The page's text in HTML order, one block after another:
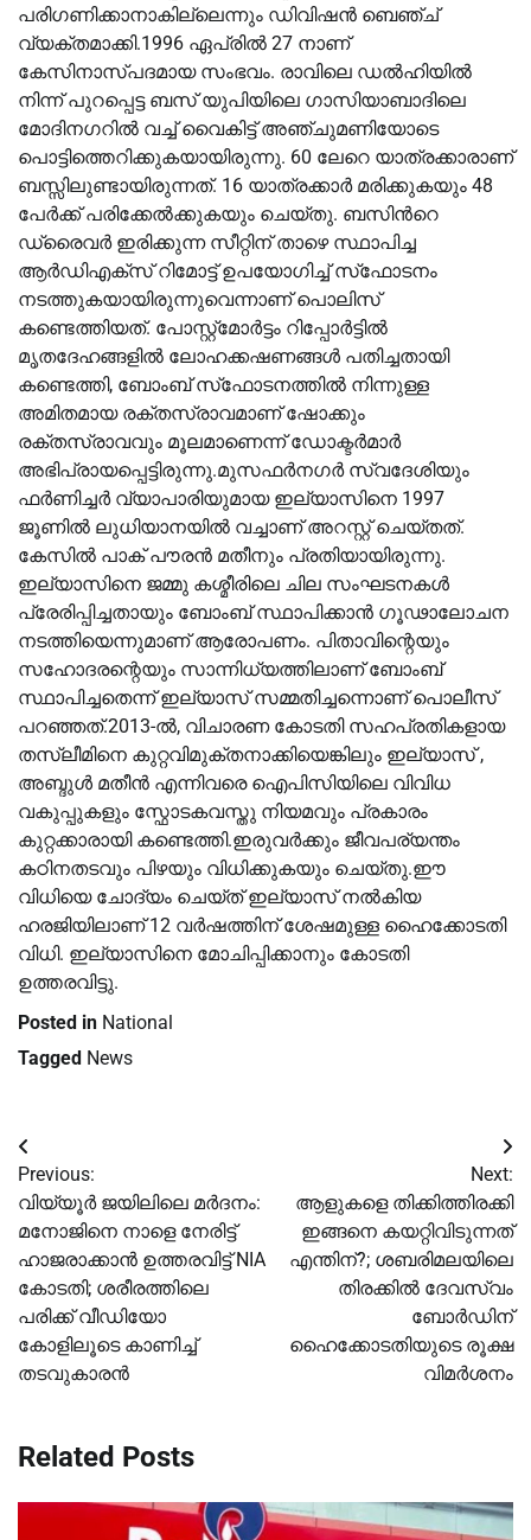
പരിഗണിക്കാനാകില്ലെന്നും ഡിവിഷൻ ബെഞ്ച്
വ്യക്തമാക്കി.1996 ഏപ്രില്‍ 27 നാണ്
കേസിനാസ്പദമായ സംഭവം. രാവിലെ ഡല്‍ഹിയില്‍
നിന്ന് പുറപ്പെട്ട ബസ് യുപിയിലെ ഗാസിയാബാദിലെ
മോദിനഗറില്‍ വച്ച്‌ വൈകിട്ട് അഞ്ചുമണിയോടെ
പൊട്ടിത്തെറിക്കുകയായിരുന്നു. 60 ലേറെ യാത്രക്കാരാണ്
ബസ്സിലുണ്ടായിരുന്നത്. 16 യാത്രക്കാര്‍ മരിക്കുകയും 48
പേര്‍ക്ക് പരിക്കേല്‍ക്കുകയും ചെയ്തു. ബസിന്‍റെ
ഡ്രൈവര്‍ ഇരിക്കുന്ന സീറ്റിന് താഴെ സ്ഥാപിച്ച
ആര്‍ഡിഎക്‌സ് റിമോട്ട് ഉപയോഗിച്ച്‌ സ്‌ഫോടനം
നടത്തുകയായിരുന്നുവെന്നാണ് പൊലിസ്
കണ്ടെത്തിയത്. പോസ്റ്റ്‌മോര്‍ട്ടം റിപ്പോര്‍ട്ടില്‍
മൃതദേഹങ്ങളില്‍ ലോഹക്കഷണങ്ങള്‍ പതിച്ചതായി
കണ്ടെത്തി, ബോംബ് സ്‌ഫോടനത്തില്‍ നിന്നുള്ള
അമിതമായ രക്തസ്രാവമാണ് ഷോക്കും
രക്തസ്രാവവും മൂലമാണെന്ന് ഡോക്ടര്‍മാര്‍
അഭിപ്രായപ്പെട്ടിരുന്നു.മുസഫര്‍നഗര്‍ സ്വദേശിയും
ഫര്‍ണിച്ചര്‍ വ്യാപാരിയുമായ ഇല്യാസിനെ 1997
ജൂണില്‍ ലുധിയാനയില്‍ വച്ചാണ് അറസ്റ്റ്‌ ചെയ്തത്.
കേസില്‍ പാക് പൗരന്‍ മതീനും പ്രതിയായിരുന്നു.
ഇല്യാസിനെ ജമ്മു കശ്മീരിലെ ചില സംഘടനകള്‍
പ്രേരിപ്പിച്ചതായും ബോംബ് സ്ഥാപിക്കാൻ ഗൂഢാലോചന
നടത്തിയെന്നുമാണ് ആരോപണം. പിതാവിന്റെയും
സഹോദരന്റെയും സാന്നിധ്യത്തിലാണ് ബോംബ്
സ്ഥാപിച്ചതെന്ന് ഇല്യാസ് സമ്മതിച്ചന്നൊണ് പൊലീസ്
പറഞ്ഞത്.2013-ല്‍, വിചാരണ കോടതി സഹപ്രതികളായ
തസ്ലീമിനെ കുറ്റവിമുക്തനാക്കിയെങ്കിലും ഇല്യാസ് ,
അബ്ദുള്‍ മതീൻ എന്നിവരെ ഐപിസിയിലെ വിവിധ
വകുപ്പുകളും സ്ഫോടകവസ്തു നിയമവും പ്രകാരം
കുറ്റക്കാരായി കണ്ടെത്തി.ഇരുവർക്കും ജീവപര്യന്തം
കഠിനതടവും പിഴയും വിധിക്കുകയും ചെയ്തു.ഈ
വിധിയെ ചോദ്യം ചെയ്ത് ഇല്യാസ് നല്‍കിയ
ഹരജിയിലാണ് 12 വര്‍ഷത്തിന് ശേഷമുള്ള ഹൈക്കോടതി
വിധി. ഇല്യാസിനെ മോചിപ്പിക്കാനും കോടതി
ഉത്തരവിട്ടു.
Posted in National
Tagged News
Post
navigation
Previous:
വിയ്യൂര്‍ ജയിലിലെ മര്‍ദനം:
മനോജിനെ നാളെ നേരിട്ട്
ഹാജരാക്കാൻ ഉത്തരവിട്ട് NIA
കോടതി; ശരീരത്തിലെ
പരിക്ക് വീഡിയോ
കോളിലൂടെ കാണിച്ച്‌
തടവുകാരൻ
Next:
ആളുകളെ തിക്കിത്തിരക്കി
ഇങ്ങനെ കയറ്റിവിടുന്നത്
എന്തിന്?; ശബരിമലയിലെ
തിരക്കില്‍ ദേവസ്വം
ബോര്‍ഡിന്
ഹൈക്കോടതിയുടെ രൂക്ഷ
വിമര്‍ശനം
Related Posts